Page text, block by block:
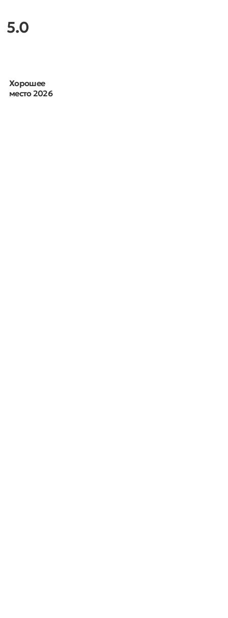
5.0
Хорошее
место 2026